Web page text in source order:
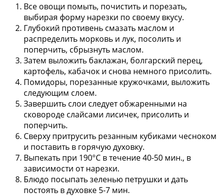
Все овощи помыть, почистить и порезать,
выбирая форму нарезки по своему вкусу.
Глубокий противень смазать маслом и
распределить морковь и лук, посолить и
поперчить, сбрызнуть маслом.
Затем выложить баклажан, болгарский перец,
картофель, кабачок и снова немного присолить.
Помидоры, порезанные кружочками, выложить
следующим слоем.
Завершить слои следует обжаренными на
сковороде слайсами лисичек, присолить и
поперчить.
Сверху притрусить резанным кубиками чесноком
и поставить в горячую духовку.
Выпекать при 190°С в течение 40-50 мин., в
зависимости от нарезки.
Блюдо посыпать зеленью петрушки и дать
постоять в духовке 5-7 мин.